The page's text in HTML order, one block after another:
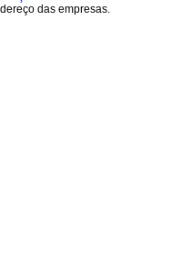
das empresas.